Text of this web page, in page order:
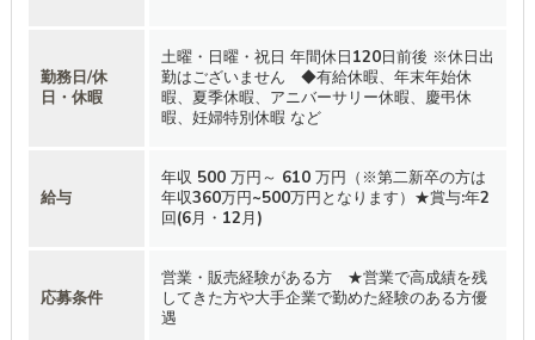
勤務日/休
日・休暇
土曜・日曜・祝日 年間休日120日前後 ※休日出
勤はございません ◆有給休暇、年末年始休
暇、夏季休暇、アニバーサリー休暇、慶弔休
暇、妊婦特別休暇 など
給与
年収 500 万円～ 610 万円（※第二新卒の方は
年収360万円~500万円となります）★賞与:年2
回(6月・12月)
応募条件
営業・販売経験がある方 ★営業で高成績を残
してきた方や大手企業で勤めた経験のある方優
遇